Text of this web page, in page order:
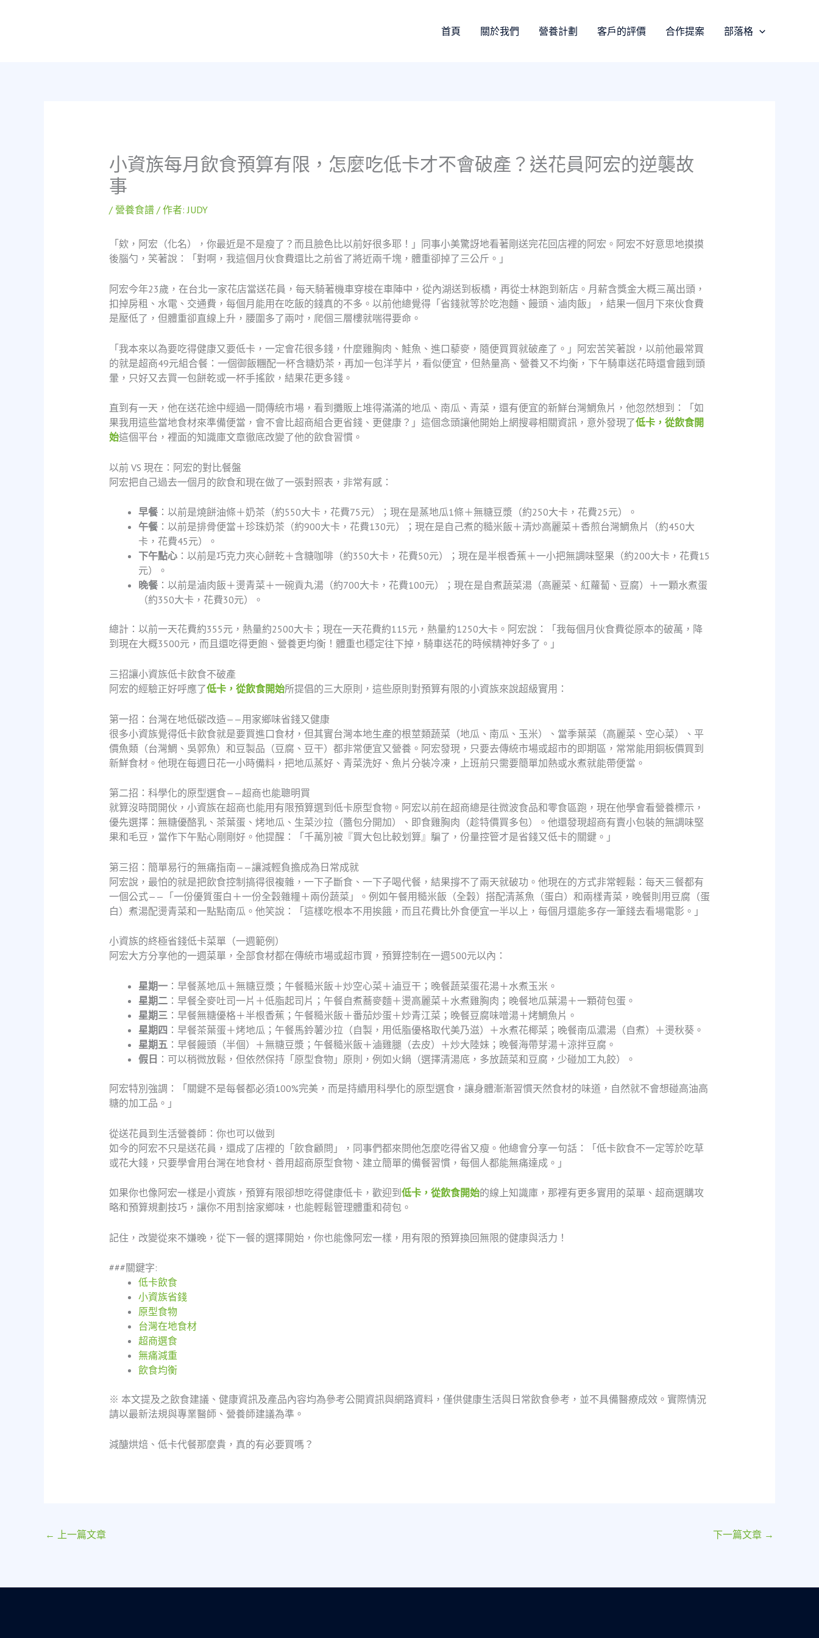
首頁 關於我們 營養計劃 客戶的評價 合作提案 部落格
小資族每月飲食預算有限，怎麼吃低卡才不會破產？送花員阿宏的逆襲故
事
/ 營養食譜/ 作者:JUDY
「欸，阿宏（化名），你最近是不是瘦了？而且臉色比以前好很多耶！」同事小美驚訝地看著剛送完花回店裡的阿宏。阿宏不好意思地摸摸
後腦勺，笑著說：「對啊，我這個月伙食費還比之前省了將近兩千塊，體重卻掉了三公斤。」
阿宏今年23歲，在台北一家花店當送花員，每天騎著機車穿梭在車陣中，從內湖送到板橋，再從士林跑到新店。月薪含獎金大概三萬出頭，
扣掉房租、水電、交通費，每個月能用在吃飯的錢真的不多。以前他總覺得「省錢就等於吃泡麵、饅頭、滷肉飯」，結果一個月下來伙食費
是壓低了，但體重卻直線上升，腰圍多了兩吋，爬個三層樓就喘得要命。
「我本來以為要吃得健康又要低卡，一定會花很多錢，什麼雞胸肉、鮭魚、進口藜麥，隨便買買就破產了。」阿宏苦笑著說，以前他最常買
的就是超商49元組合餐：一個御飯糰配一杯含糖奶茶，再加一包洋芋片，看似便宜，但熱量高、營養又不均衡，下午騎車送花時還會餓到頭
暈，只好又去買一包餅乾或一杯手搖飲，結果花更多錢。
直到有一天，他在送花途中經過一間傳統市場，看到攤販上堆得滿滿的地瓜、南瓜、青菜，還有便宜的新鮮台灣鯛魚片，他忽然想到：「如
果我用這些當地食材來準備便當，會不會比超商組合更省錢、更健康？」這個念頭讓他開始上網搜尋相關資訊，意外發現了低卡，從飲食開
始這個平台，裡面的知識庫文章徹底改變了他的飲食習慣。
以前 VS 現在：阿宏的對比餐盤
阿宏把自己過去一個月的飲食和現在做了一張對照表，非常有感：
早餐：以前是燒餅油條＋奶茶（約550大卡，花費75元）；現在是蒸地瓜1條＋無糖豆漿（約250大卡，花費25元）。
午餐：以前是排骨便當＋珍珠奶茶（約900大卡，花費130元）；現在是自己煮的糙米飯＋清炒高麗菜＋香煎台灣鯛魚片（約450大
卡，花費45元）。
下午點心：以前是巧克力夾心餅乾＋含糖咖啡（約350大卡，花費50元）；現在是半根香蕉＋一小把無調味堅果（約200大卡，花費15
元）。
晚餐：以前是滷肉飯＋燙青菜＋一碗貢丸湯（約700大卡，花費100元）；現在是自煮蔬菜湯（高麗菜、紅蘿蔔、豆腐）＋一顆水煮蛋
（約350大卡，花費30元）。
總計：以前一天花費約355元，熱量約2500大卡；現在一天花費約115元，熱量約1250大卡。阿宏說：「我每個月伙食費從原本的破萬，降
到現在大概3500元，而且還吃得更飽、營養更均衡！體重也穩定往下掉，騎車送花的時候精神好多了。」
三招讓小資族低卡飲食不破產
阿宏的經驗正好呼應了低卡，從飲食開始所提倡的三大原則，這些原則對預算有限的小資族來說超級實用：
第一招：台灣在地低碳改造——用家鄉味省錢又健康
很多小資族覺得低卡飲食就是要買進口食材，但其實台灣本地生產的根莖類蔬菜（地瓜、南瓜、玉米）、當季葉菜（高麗菜、空心菜）、平
價魚類（台灣鯛、吳郭魚）和豆製品（豆腐、豆干）都非常便宜又營養。阿宏發現，只要去傳統市場或超市的即期區，常常能用銅板價買到
新鮮食材。他現在每週日花一小時備料，把地瓜蒸好、青菜洗好、魚片分裝冷凍，上班前只需要簡單加熱或水煮就能帶便當。
第二招：科學化的原型選食——超商也能聰明買
就算沒時間開伙，小資族在超商也能用有限預算選到低卡原型食物。阿宏以前在超商總是往微波食品和零食區跑，現在他學會看營養標示，
優先選擇：無糖優酪乳、茶葉蛋、烤地瓜、生菜沙拉（醬包分開加）、即食雞胸肉（趁特價買多包）。他還發現超商有賣小包裝的無調味堅
果和毛豆，當作下午點心剛剛好。他提醒：「千萬別被『買大包比較划算』騙了，份量控管才是省錢又低卡的關鍵。」
第三招：簡單易行的無痛指南——讓減輕負擔成為日常成就
阿宏說，最怕的就是把飲食控制搞得很複雜，一下子斷食、一下子喝代餐，結果撐不了兩天就破功。他現在的方式非常輕鬆：每天三餐都有
一個公式——「一份優質蛋白＋一份全穀雜糧＋兩份蔬菜」。例如午餐用糙米飯（全穀）搭配清蒸魚（蛋白）和兩樣青菜，晚餐則用豆腐（蛋
白）煮湯配燙青菜和一點點南瓜。他笑說：「這樣吃根本不用挨餓，而且花費比外食便宜一半以上，每個月還能多存一筆錢去看場電影。」
小資族的終極省錢低卡菜單（一週範例）
阿宏大方分享他的一週菜單，全部食材都在傳統市場或超市買，預算控制在一週500元以內：
星期一：早餐蒸地瓜＋無糖豆漿；午餐糙米飯＋炒空心菜＋滷豆干；晚餐蔬菜蛋花湯＋水煮玉米。
星期二：早餐全麥吐司一片＋低脂起司片；午餐自煮蕎麥麵＋燙高麗菜＋水煮雞胸肉；晚餐地瓜葉湯＋一顆荷包蛋。
星期三：早餐無糖優格＋半根香蕉；午餐糙米飯＋番茄炒蛋＋炒青江菜；晚餐豆腐味噌湯＋烤鯛魚片。
星期四：早餐茶葉蛋＋烤地瓜；午餐馬鈴薯沙拉（自製，用低脂優格取代美乃滋）＋水煮花椰菜；晚餐南瓜濃湯（自煮）＋燙秋葵。
星期五 ：早餐饅頭（半個）＋無糖豆漿；午餐糙米飯＋滷雞腿（去皮）＋炒大陸妹；晚餐海帶芽湯＋涼拌豆腐。
假日 ：可以稍微放鬆，但依然保持「原型食物」原則，例如火鍋（選擇清湯底，多放蔬菜和豆腐，少碰加工丸餃）。
阿宏特別強調：「關鍵不是每餐都必須100%完美，而是持續用科學化的原型選食，讓身體漸漸習慣天然食材的味道，自然就不會想碰高油高
糖的加工品。」
從送花員到生活營養師：你也可以做到
如今的阿宏不只是送花員，還成了店裡的「飲食顧問」，同事們都來問他怎麼吃得省又瘦。他總會分享一句話：「低卡飲食不一定等於吃草
或花大錢，只要學會用台灣在地食材、善用超商原型食物、建立簡單的備餐習慣，每個人都能無痛達成。」
如果你也像阿宏一樣是小資族，預算有限卻想吃得健康低卡，歡迎到 低卡，從飲食開始的線上知識庫，那裡有更多實用的菜單、超商選購攻
略和預算規劃技巧，讓你不用割捨家鄉味，也能輕鬆管理體重和荷包。
記住，改變從來不嫌晚，從下一餐的選擇開始，你也能像阿宏一樣，用有限的預算換回無限的健康與活力！
###關鍵字:
低卡飲食
小資族省錢
原型食物
台灣在地食材
超商選食
無痛減重
飲食均衡
※ 本文提及之飲食建議、健康資訊及產品內容均為參考公開資訊與網路資料，僅供健康生活與日常飲食參考，並不具備醫療成效。實際情況
請以最新法規與專業醫師、營養師建議為準。
減醣烘焙、低卡代餐那麼貴，真的有必要買嗎？
← 上一篇文章 下一篇文章 →